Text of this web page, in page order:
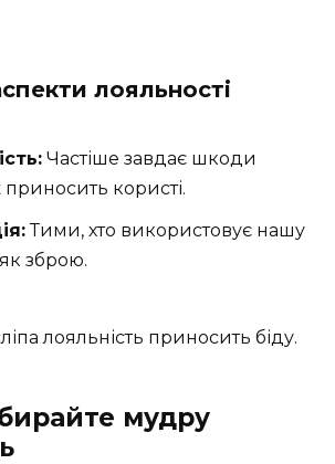
лояльності
Частіше завдає шкоди
приносить користі.
Тими, хто використовує нашу
зброю.
лояльність приносить біду.
мудру